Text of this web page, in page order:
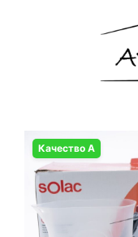
Качество А